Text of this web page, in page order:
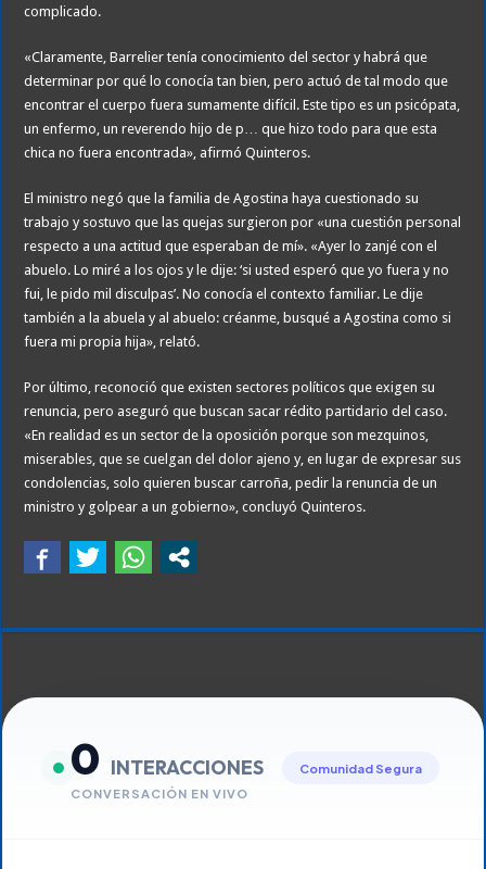
complicado.
«Claramente, Barrelier tenía conocimiento del sector y habrá que
determinar por qué lo conocía tan bien, pero actuó de tal modo que
encontrar el cuerpo fuera sumamente difícil. Este tipo es un psicópata,
un enfermo, un reverendo hijo de p… que hizo todo para que esta
chica no fuera encontrada», afirmó Quinteros.
El ministro negó que la familia de Agostina haya cuestionado su
trabajo y sostuvo que las quejas surgieron por «una cuestión personal
respecto a una actitud que esperaban de mí». «Ayer lo zanjé con el
abuelo. Lo miré a los ojos y le dije: ‘si usted esperó que yo fuera y no
fui, le pido mil disculpas’. No conocía el contexto familiar. Le dije
también a la abuela y al abuelo: créanme, busqué a Agostina como si
fuera mi propia hija», relató.
Por último, reconoció que existen sectores políticos que exigen su
renuncia, pero aseguró que buscan sacar rédito partidario del caso.
«En realidad es un sector de la oposición porque son mezquinos,
miserables, que se cuelgan del dolor ajeno y, en lugar de expresar sus
condolencias, solo quieren buscar carroña, pedir la renuncia de un
ministro y golpear a un gobierno», concluyó Quinteros.
0 INTERACCIONES
CONVERSACIÓN EN VIVO
Comunidad Segura